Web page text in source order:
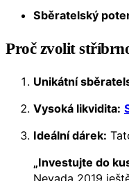
Sběratelský
Proč zvolit
Unikátní
Vysoká likvidita:
Ideální dárek:
„Investujte do
Nevada 2019